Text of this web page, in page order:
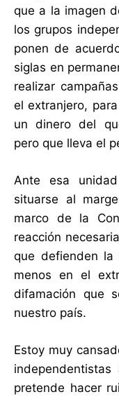
que a la imagen
los grupos
ponen de
siglas en
realizar
el extranjero,
un dinero del
pero que lleva el
Ante esa
situarse al
marco de la
reacción
que defienden
menos en el
difamación que
nuestro país.
Estoy muy
pretende hacer